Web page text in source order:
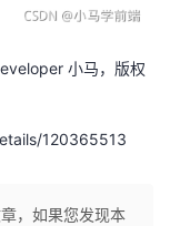
小马，版权
120365513
，如果您发现本